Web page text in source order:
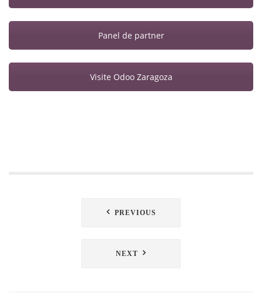
Panel de partner
Visite Odoo Zaragoza
PREVIOUS
NEXT